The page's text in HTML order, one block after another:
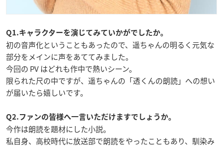
Q1.キャラクターを演じてみていかがでしたか。
初の音声化ということもあったので、遥ちゃんの明るく元気な
部分をメインに声をあててみました。
今回の PV はどれも作中で熱いシーン。
限られた尺の中ですが、遥ちゃんの「透くんの朗読」への想い
が届いたら嬉しいです。
Q2.ファンの皆様へ一言いただけますでしょうか。
今作は朗読を題材にした小説。
私自身、高校時代に放送部で朗読をやったこともあり、馴染み